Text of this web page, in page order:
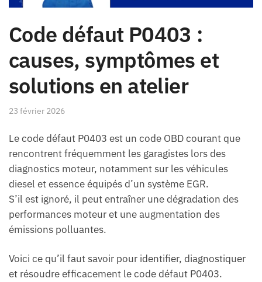
Code défaut P0403 :
causes, symptômes et
solutions en atelier
23 février 2026
Le code défaut P0403 est un code OBD courant que
rencontrent fréquemment les garagistes lors des
diagnostics moteur, notamment sur les véhicules
diesel et essence équipés d’un système EGR.
S’il est ignoré, il peut entraîner une dégradation des
performances moteur et une augmentation des
émissions polluantes.
Voici ce qu’il faut savoir pour identifier, diagnostiquer
et résoudre efficacement le code défaut P0403.